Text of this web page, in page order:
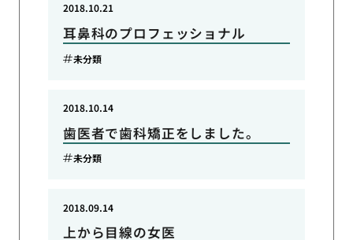
耳鼻科のプロフェッショナル
2018.10.21
未分類
歯医者で歯科矯正をしました。
2018.10.14
未分類
上から目線の女医
2018.09.14